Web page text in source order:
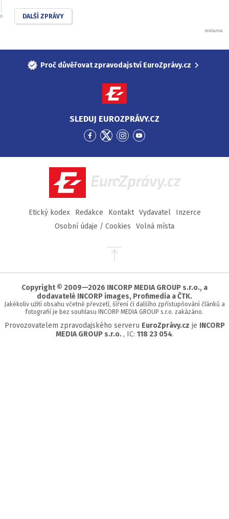
DALŠÍ ZPRÁVY
Proč důvěřovat zpravodajství EuroZprávy.cz
SLEDUJ EUROZPRÁVY.CZ
Přejít
Facebook
Přejít
Twitter
Přejít
Instagram
Přejít
YouTube
EuroZprávy.cz
Etický kodex Redakce Kontakt Vydavatel
Inzerce
Osobní údaje / Cookies
Volná místa
Přejít
stránky
Copyright © 2009—2026 INCORP MEDIA GROUP s.r.o., a
dodavatelé INCORP images, Profimedia a ČTK.
Jakékoliv užití obsahu včetně převzetí, šíření či dalšího zpřístupňování článků a
fotografií je bez souhlasu INCORP MEDIA GROUP s.r.o. zakázáno.
Provozovatelem zpravodajského serveru EuroZprávy.cz je INCORP
MEDIA GROUP s.r.o. , IC: 118 23 054.